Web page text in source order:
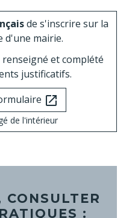
de s'inscrire sur la
d'une mairie.
et complété
justificatifs.
open_in_new
de l'intérieur
: